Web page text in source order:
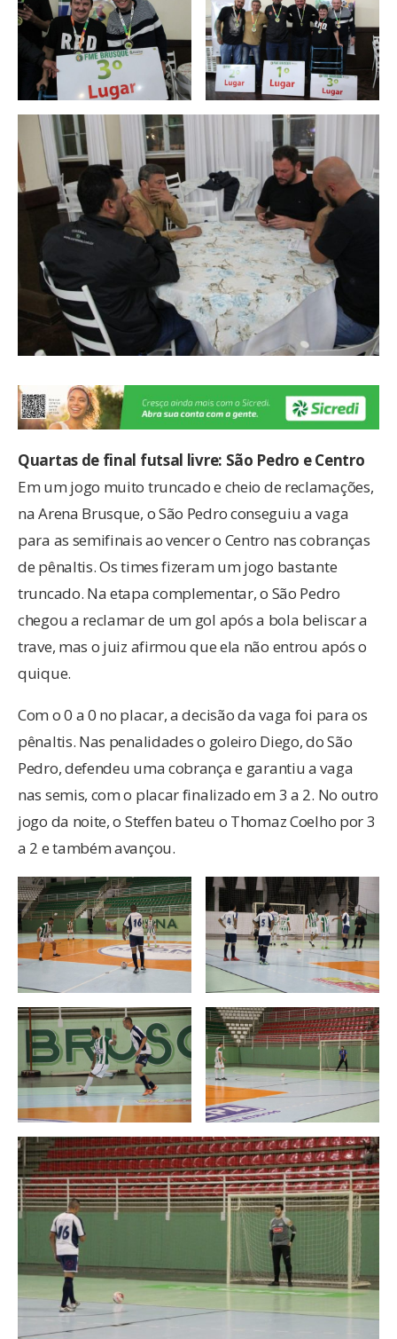
Quartas de final futsal livre: São Pedro e Centro
Em um jogo muito truncado e cheio de reclamações,
na Arena Brusque, o São Pedro conseguiu a vaga
para as semifinais ao vencer o Centro nas cobranças
de pênaltis. Os times fizeram um jogo bastante
truncado. Na etapa complementar, o São Pedro
chegou a reclamar de um gol após a bola beliscar a
trave, mas o juiz afirmou que ela não entrou após o
quique.
Com o 0 a 0 no placar, a decisão da vaga foi para os
pênaltis. Nas penalidades o goleiro Diego, do São
Pedro, defendeu uma cobrança e garantiu a vaga
nas semis, com o placar finalizado em 3 a 2. No outro
jogo da noite, o Steffen bateu o Thomaz Coelho por 3
a 2 e também avançou.